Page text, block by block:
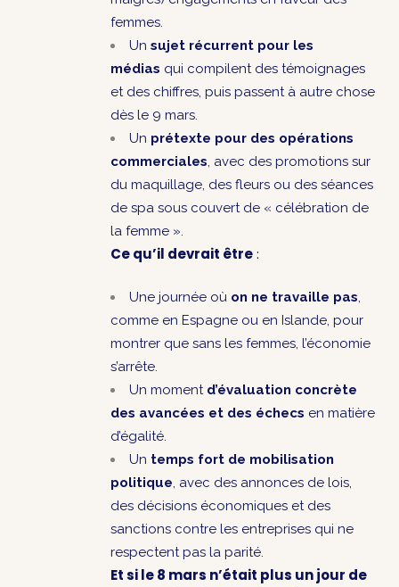
femmes.
Un sujet récurrent pour les
médias qui compilent des témoignages
et des chiffres, puis passent à autre chose
dès le 9 mars.
Un prétexte pour des opérations
commerciales, avec des promotions sur
du maquillage, des fleurs ou des séances
de spa sous couvert de « célébration de
la femme ».
Ce qu’il devrait être:
Une journée où on ne travaille pas,
comme en Espagne ou en Islande, pour
montrer que sans les femmes, l’économie
s’arrête.
Un moment d’évaluation concrète
des avancées et des échecs en matière
d’égalité.
Un temps fort de mobilisation
politique, avec des annonces de lois,
des décisions économiques et des
sanctions contre les entreprises qui ne
respectent pas la parité.
Et si le 8 mars n’était plus un jour de